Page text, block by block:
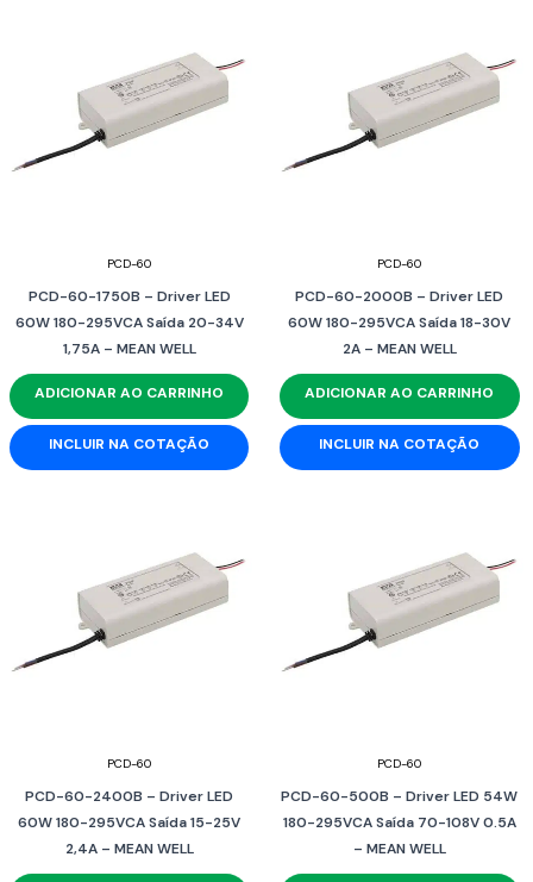
PCD-60
PCD-60-1750B – Driver LED
60W 180-295VCA Saída 20-34V
1,75A – MEAN WELL
ADICIONAR AO CARRINHO
INCLUIR NA COTAÇÃO
PCD-60
PCD-60-2000B – Driver LED
60W 180-295VCA Saída 18-30V
2A – MEAN WELL
ADICIONAR AO CARRINHO
INCLUIR NA COTAÇÃO
PCD-60
PCD-60-2400B – Driver LED
60W 180-295VCA Saída 15-25V
2,4A – MEAN WELL
PCD-60
PCD-60-500B – Driver LED 54W
180-295VCA Saída 70-108V 0.5A
– MEAN WELL